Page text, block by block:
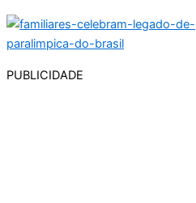
PUBLICIDADE